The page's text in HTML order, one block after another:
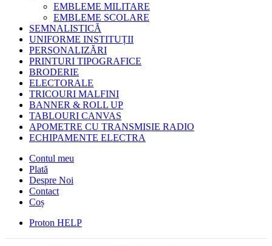
EMBLEME MILITARE
EMBLEME SCOLARE
SEMNALISTICĂ
UNIFORME INSTITUȚII
PERSONALIZĂRI
PRINTURI TIPOGRAFICE
BRODERIE
ELECTORALE
TRICOURI MALFINI
BANNER & ROLL UP
TABLOURI CANVAS
APOMETRE CU TRANSMISIE RADIO
ECHIPAMENTE ELECTRA
Contul meu
Plată
Despre Noi
Contact
Coș
Proton HELP